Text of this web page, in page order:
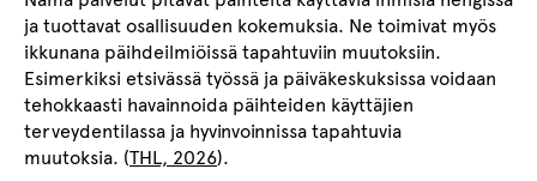
ja tuottavat osallisuuden kokemuksia. Ne toimivat myös
ikkunana päihdeilmiöissä tapahtuviin muutoksiin.
Esimerkiksi etsivässä työssä ja päiväkeskuksissa voidaan
tehokkaasti havainnoida päihteiden käyttäjien
terveydentilassa ja hyvinvoinnissa tapahtuvia
muutoksia. (THL, 2026).